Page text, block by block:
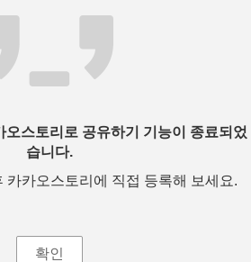
스토리로 공유하기 기능이 종료되었
습니다.
카카오스토리에 직접 등록해 보세요.
확인